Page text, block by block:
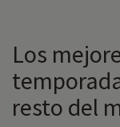
Los
resto del